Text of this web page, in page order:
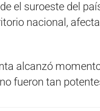
el suroeste del
nacional,
alcanzó
fueron tan